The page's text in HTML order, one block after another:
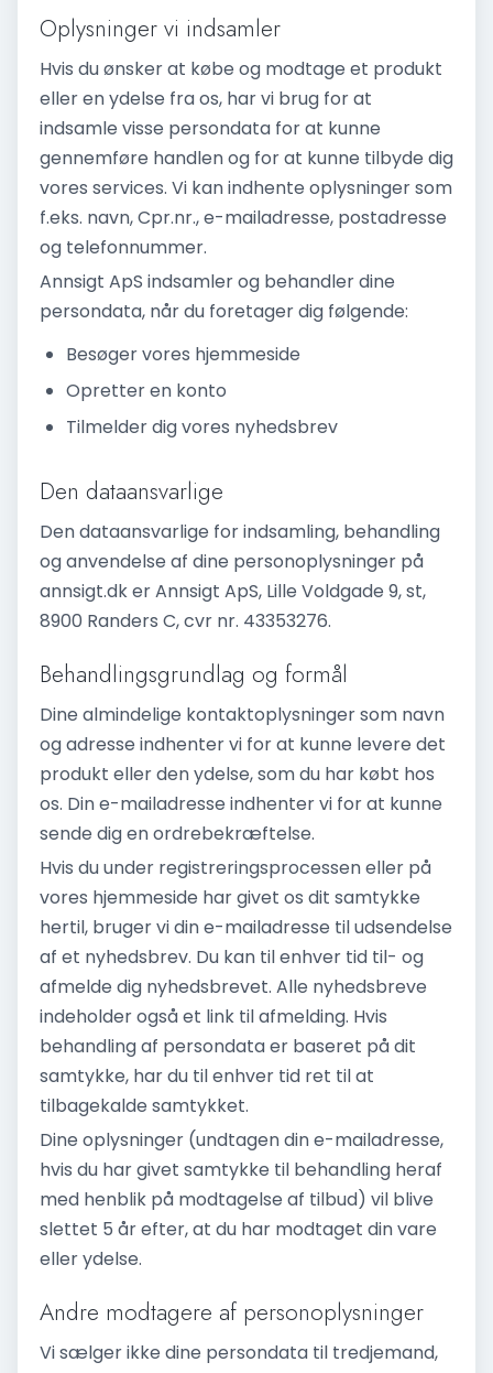
Oplysninger vi indsamler
Hvis du ønsker at købe og modtage et produkt
eller en ydelse fra os, har vi brug for at
indsamle visse persondata for at kunne
gennemføre handlen og for at kunne tilbyde dig
vores services. Vi kan indhente oplysninger som
f.eks. navn, Cpr.nr., e-mailadresse, postadresse
og telefonnummer.
Annsigt ApS indsamler og behandler dine
persondata, når du foretager dig følgende:
Besøger vores hjemmeside
Opretter en konto
Tilmelder dig vores nyhedsbrev
Den dataansvarlige
Den dataansvarlige for indsamling, behandling
og anvendelse af dine personoplysninger på
annsigt.dk er Annsigt ApS, Lille Voldgade 9, st,
8900 Randers C, cvr nr. 43353276.
Behandlingsgrundlag og formål
Dine almindelige kontaktoplysninger som navn
og adresse indhenter vi for at kunne levere det
produkt eller den ydelse, som du har købt hos
os. Din e-mailadresse indhenter vi for at kunne
sende dig en ordrebekræftelse.
Hvis du under registreringsprocessen eller på
vores hjemmeside har givet os dit samtykke
hertil, bruger vi din e-mailadresse til udsendelse
af et nyhedsbrev. Du kan til enhver tid til- og
afmelde dig nyhedsbrevet. Alle nyhedsbreve
indeholder også et link til afmelding. Hvis
behandling af persondata er baseret på dit
samtykke, har du til enhver tid ret til at
tilbagekalde samtykket.
Dine oplysninger (undtagen din e-mailadresse,
hvis du har givet samtykke til behandling heraf
med henblik på modtagelse af tilbud) vil blive
slettet 5 år efter, at du har modtaget din vare
eller ydelse.
Andre modtagere af personoplysninger
Vi sælger ikke dine persondata til tredjemand,